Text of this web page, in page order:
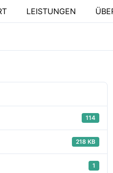
LEISTUNGEN
114
218 KB
1